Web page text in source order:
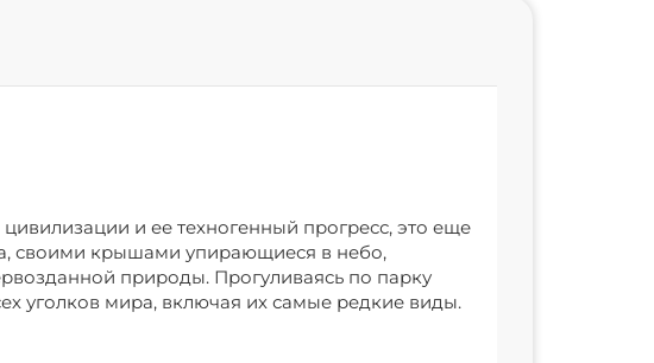
и ее техногенный прогресс, это еще
своими крышами упирающиеся в небо,
природы. Прогуливаясь по парку
уголков мира, включая их самые редкие виды.